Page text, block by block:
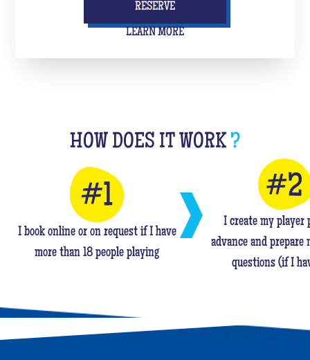
RESERVE
LEARN MORE
HOW DOES IT WORK ?
I book online or on request if I have
more than 18 people playing
I create my player
advance and prepare
questions (if I